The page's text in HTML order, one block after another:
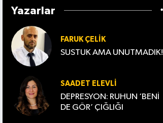
Yazarlar
FARUK ÇELIK
SUSTUK AMA UNUTMADIK!
SAADET ELEVLI
DEPRESYON: RUHUN ‘BENİ
DE GÖR’ ÇIĞLIĞI